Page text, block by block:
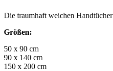
Die traumhaft weichen
Größen:
50 x 90 cm
90 x 140 cm
150 x 200 cm